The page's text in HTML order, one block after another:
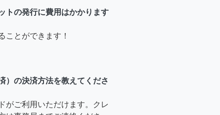
トの発行に費用はかかります
ことができます！
）の決済方法を教えてくださ
がご利用いただけます。クレ